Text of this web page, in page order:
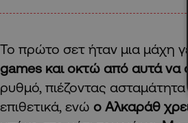
Το πρώτο σετ ήταν μια μάχη
games και οκτώ από αυτά να
ρυθμό, πιέζοντας
επιθετικά, ενώ ο Αλκαράθ